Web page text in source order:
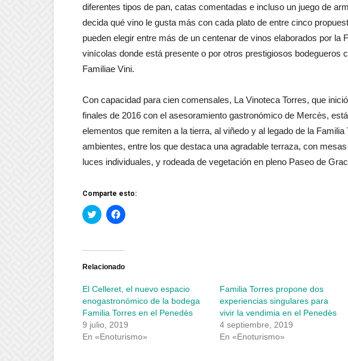
diferentes tipos de pan, catas comentadas e incluso un juego de
decida qué vino le gusta más con cada plato de entre cinco
pueden elegir entre más de un centenar de vinos elaborados por la
vinícolas donde está presente o por otros prestigiosos bodegueros
Familiae Vini.
Con capacidad para cien comensales, La Vinoteca Torres, que
finales de 2016 con el asesoramiento gastronómico de Mercès,
elementos que remiten a la tierra, al viñedo y al legado de la
ambientes, entre los que destaca una agradable terraza, con
luces individuales, y rodeada de vegetación en pleno Paseo de
Comparte esto:
Haz
clic
Twitter
abre
ventana
nueva)
Haz
clic
Facebook
abre
ventana
nueva)
Relacionado
El Celleret, el nuevo espacio
enogastronómico de la bodega
Familia Torres en el Penedès
9 julio, 2019
En «Enoturismo»
Familia Torres propone dos
experiencias singulares para
vivir la vendimia en el Penedès
4 septiembre, 2019
En «Enoturismo»